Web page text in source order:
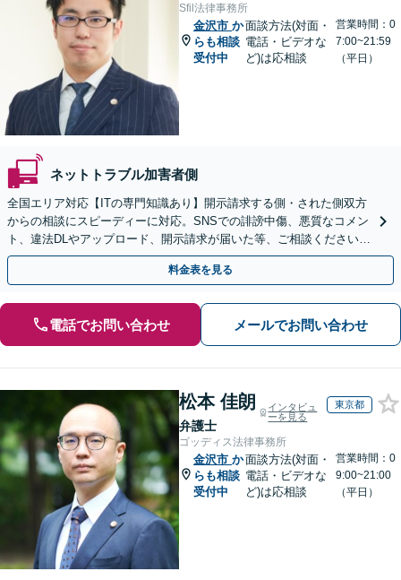
Sfil法律事務所
金沢市 か
らも相談
受付中
面談方法(対面・
電話・ビデオな
ど)は応相談
営業時間：0
7:00~21:59
（平日）
ネットトラブル加害者側
全国エリア対応【ITの専門知識あり】開示請求する側・された側双方
からの相談にスピーディーに対応。SNSでの誹謗中傷、悪質なコメン
ト、違法DLやアップロード、開示請求が届いた等、ご相談ください
【WEB面談OK&解決実績豊富】【千葉中央駅4分】
料金表を見る
電話でお問い合わせ メールでお問い合わせ
松本 佳朗
弁護士
インタビュ
ーを見る
東京都
ゴッディス法律事務所
金沢市 か
らも相談
受付中
面談方法(対面・
電話・ビデオな
ど)は応相談
営業時間：0
9:00~21:00
（平日）